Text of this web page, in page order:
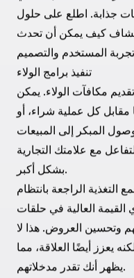
والتواصل الشخصيين
تفضيلات العملاء ذوي
بشكل كبير. تجعل الرسائل
المخصصة، والصفقات
بالتقدير. يمكن أن تحسين
التكامل مع منصات مثل Klaviyo و مزامنة البيانات مع متجر
تحسين تجربة المستخدم
بالعملاء. يمكن أن
والتصميم إلى تحسين
كيف ي perceives العملاء ذوو القيمة العالية علامتك التجارية
جذابة. اطلع على حلول
كيف يمكن أن تحدث
تجربة المستخدم والتصميم